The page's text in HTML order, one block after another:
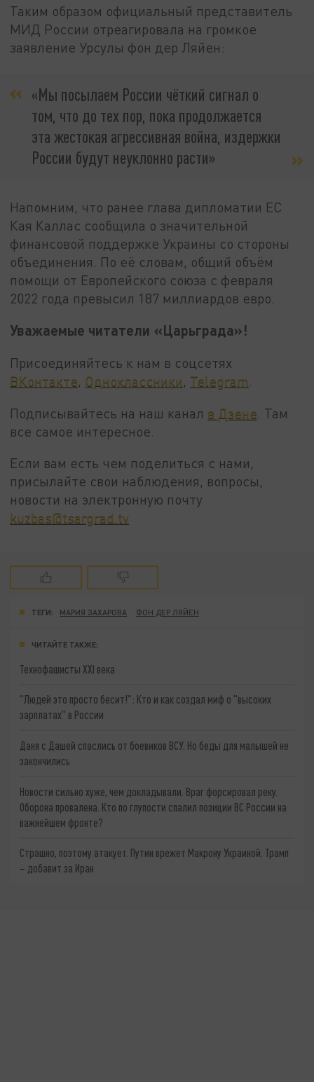
Таким образом официальный представитель
МИД России отреагировала на громкое
заявление Урсулы фон дер Ляйен:
«Мы посылаем России чёткий сигнал о
том, что до тех пор, пока продолжается
эта жестокая агрессивная война, издержки
России будут неуклонно расти»
Напомним, что ранее глава дипломатии ЕС
Кая Каллас сообщила о значительной
финансовой поддержке Украины со стороны
объединения. По её словам, общий объём
помощи от Европейского союза с февраля
2022 года превысил 187 миллиардов евро.
Уважаемые читатели «Царьграда»!
Присоединяйтесь к нам в соцсетях
ВКонтакте, Одноклассники, Telegram
Подписывайтесь на наш канал в Дзене . Там
все самое интересное.
Если вам есть чем поделиться с нами,
присылайте свои наблюдения, вопросы,
новости на электронную почту
kuzbas@tsargrad.tv
ТЕГИ: МАРИЯ ЗАХАРОВА ФОН ДЕР ЛЯЙЕН
ЧИТАЙТЕ ТАКЖЕ:
Технофашисты XXI века
"Людей это просто бесит!": Кто и как создал миф о "высоких
зарплатах" в России
Даня с Дашей спаслись от боевиков ВСУ. Но беды для малышей не
закончились
Новости сильно хуже, чем докладывали. Враг форсировал реку.
Оборона провалена. Кто по глупости спалил позиции ВС России на
важнейшем фронте?
Страшно, поэтому атакует. Путин врежет Макрону Украиной. Трамп
– добавит за Иран